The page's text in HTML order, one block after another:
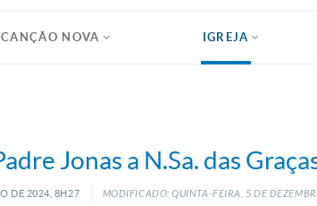
CANÇÃO NOVA IGREJA
Jonas a N.Sa. das
DE 2024, 8H27 MODIFICADO: QUINTA-FEIRA, 5 DE